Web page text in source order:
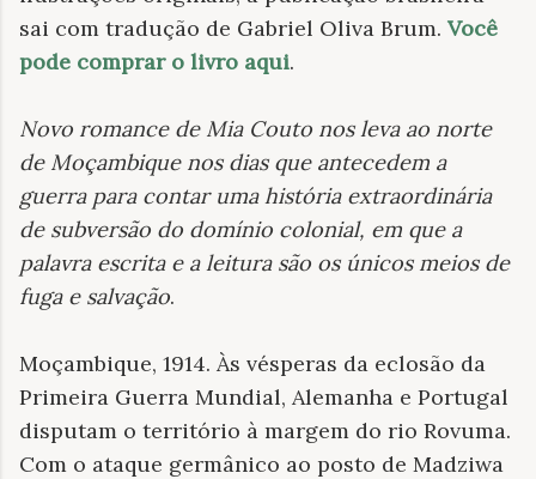
sai com tradução de Gabriel Oliva Brum. Você
pode comprar o livro aqui.
Novo romance de Mia Couto nos leva ao norte
de Moçambique nos dias que antecedem a
guerra para contar uma história extraordinária
de subversão do domínio colonial, em que a
palavra escrita e a leitura são os únicos meios de
fuga e salvação.
Moçambique, 1914. Às vésperas da eclosão da
Primeira Guerra Mundial, Alemanha e Portugal
disputam o território à margem do rio Rovuma.
Com o ataque germânico ao posto de Madziwa